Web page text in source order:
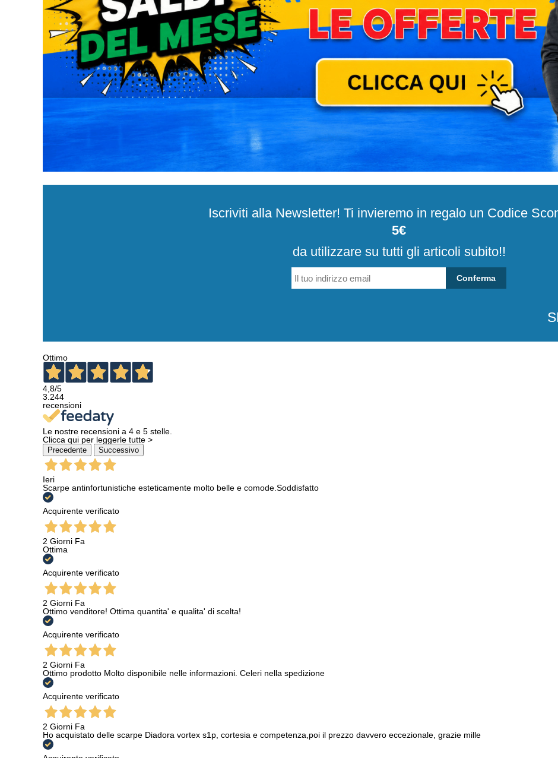
Iscriviti alla Newsletter! Ti invieremo in regalo un Codice
5€
da utilizzare su tutti gli articoli subito!!
Conferma
Ottimo
4,8/5
3.244
recensioni
Le nostre recensioni a 4 e 5 stelle.
Clicca qui per leggerle tutte >
Precedente Successivo
Ieri
Scarpe antinfortunistiche esteticamente molto belle e comode.Soddisfatto
Acquirente verificato
2 Giorni Fa
Ottima
Acquirente verificato
2 Giorni Fa
Ottimo venditore! Ottima quantita' e qualita' di scelta!
Acquirente verificato
2 Giorni Fa
Ottimo prodotto Molto disponibile nelle informazioni. Celeri nella spedizione
Acquirente verificato
2 Giorni Fa
Ho acquistato delle scarpe Diadora vortex s1p, cortesia e competenza,poi il prezzo davvero eccezionale, grazie mille